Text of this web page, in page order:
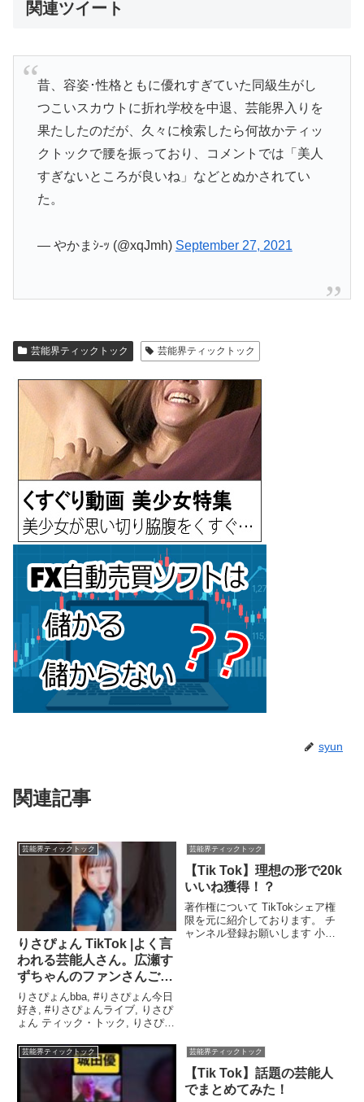
関連ツイート
昔、容姿･性格ともに優れすぎていた同級生がし
つこいスカウトに折れ学校を中退、芸能界入りを
果たしたのだが、久々に検索したら何故かティッ
クトックで腰を振っており、コメントでは「美人
すぎないところが良いね」などとぬかされてい
た。
— やかまｼ-ｯ (@xqJmh) September 27, 2021
芸能界ティックトック 芸能界ティックトック
syun
関連記事
芸能界ティックトック
りさぴょん TikTok |よく言
われる芸能人さん。広瀬す
ずちゃんのファンさんごめ
んなさい🙇🏻‍♀️🙇🏻‍♀️#ほぼ同
一人物 #広瀬すず#誕生日
#19歳#りさぴょん#おすす
め
りさぴょんbba, #りさぴょん今日
好き, #りさぴょんライブ, りさぴ
ょん ティック・トック, りさぴょ
ツイート
芸能界ティックトック
【Tik Tok】理想の形で20k
いいね獲得！？
著作権について TikTokシェア権
限を元に紹介しております。 チ
ャンネル登録お願いします 小林
芸能界ティックトック 芸能界ティックトック
【Tik Tok】話題の芸能人
でまとめてみた！